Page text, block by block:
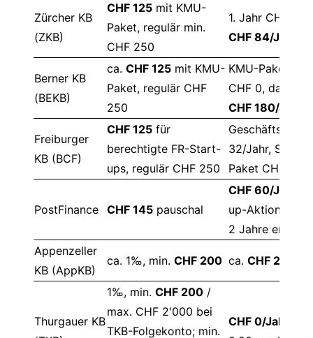
Zürcher KB
(ZKB)
CHF 125 mit KMU-
Paket, regulär min.
CHF 250
1. Jahr CHF 0,
CHF 84/Jahr
Berner KB
(BEKB)
ca. CHF 125 mit KMU-
Paket, regulär CHF
250
KMU-Paket 1.
CHF 0, danach
CHF 180/Jahr
Freiburger
KB (BCF)
CHF 125 für
berechtigte FR-Start-
ups, regulär CHF 250
32/Jahr, Start-
Paket CHF 72/
PostFinance CHF 145 pauschal
CHF 60/Jahr
up-Aktion kann
2 Jahre
Appenzeller
KB (AppKB)
ca. 1‰, min. CHF 200 ca. CHF 28/
Thurgauer KB
1‰, min. CHF 200 /
max. CHF 2'000 bei
TKB-Folgekonto; min.
CHF 0/Jahr